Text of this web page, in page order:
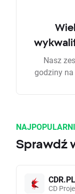
Nasz
godziny na
Sprawdź
CDR.PL
CD